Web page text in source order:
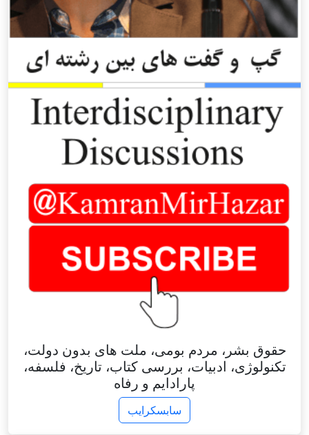
حقوق بشر، مردم بومی، ملت های بدون دولت،
تکنولوژی، ادبیات، بررسی کتاب، تاریخ، فلسفه،
پارادایم و رفاه
سابسکرایب